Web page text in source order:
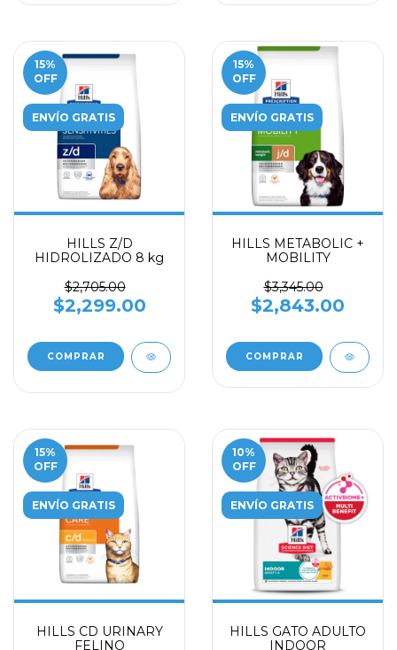
15%
OFF
ENVÍO GRATIS
HILLS Z/D
HIDROLIZADO 8 kg
$2,705.00
$2,299.00
15%
OFF
ENVÍO GRATIS
HILLS METABOLIC +
MOBILITY
$3,345.00
$2,843.00
COMPRAR
15%
OFF
ENVÍO GRATIS
HILLS CD URINARY
FELINO
10%
OFF
ENVÍO GRATIS
HILLS GATO ADULTO
INDOOR